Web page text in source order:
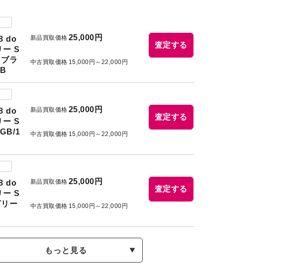
do
ー S
ラ
新品買取価格 25,000円
中古買取価格 15,000円～22,000円
査定する
do
ー S
1
新品買取価格 25,000円
中古買取価格 15,000円～22,000円
査定する
do
ー S
ー
新品買取価格 25,000円
中古買取価格 15,000円～22,000円
査定する
もっと見る